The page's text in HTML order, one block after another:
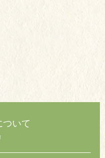
ついて